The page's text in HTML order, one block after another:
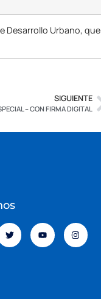
Desarrollo Urbano, que
SIGUIENTE
– CON FIRMA DIGITAL